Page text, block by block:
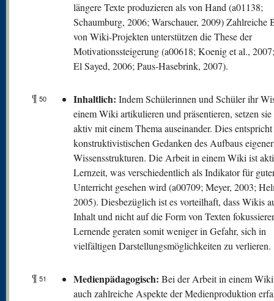
längere Texte produzieren als von Hand (a01138;
Schaumburg, 2006; Warschauer, 2009) Zahlreiche
von Wiki-Projekten unterstützen die These der
Motivationssteigerung (a00618; Koenig et al.,
El Sayed, 2006; Paus-Hasebrink, 2007).
¶ 50 Inhaltlich: Indem Schülerinnen und Schüler ihr
einem Wiki artikulieren und präsentieren, setzen sie
aktiv mit einem Thema auseinander. Dies
konstruktivistischen Gedanken des Aufbaus eigener
Wissensstrukturen. Die Arbeit in einem Wiki ist
Lernzeit, was verschiedentlich als Indikator für
Unterricht gesehen wird (a00709; Meyer, 2003;
2005). Diesbezüglich ist es vorteilhaft, dass Wikis
Inhalt und nicht auf die Form von Texten
Lernende geraten somit weniger in Gefahr, sich in
vielfältigen Darstellungsmöglichkeiten zu verlieren.
¶ 51 Medienpädagogisch: Bei der Arbeit in einem
auch zahlreiche Aspekte der Medienproduktion